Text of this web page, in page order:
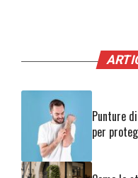
Punture
per